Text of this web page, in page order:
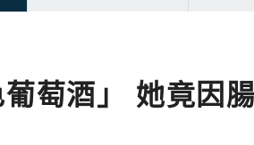
萄酒」 她竟因